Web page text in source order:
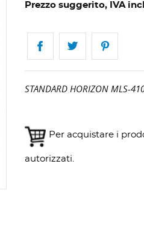
Prezzo suggerito, IVA
STANDARD HORIZON MLS-
Per acquistare i
autorizzati.